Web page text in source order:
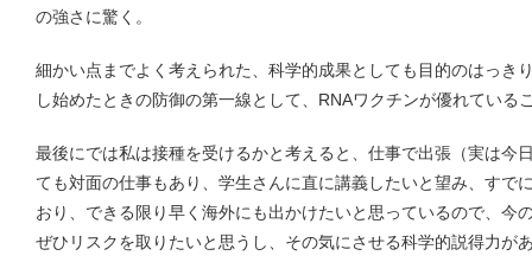
の強さに驚く。
細かい点までよく考えられた、科学的成果としても目的のはっき
し始めたときの防御の第一線として、RNAワクチンが優れている
最後にでは私は接種を受けるかと考えると、仕事で出張（実は今
ても対面の仕事もあり、学生さんに直に講義したいと望み、すで
おり、できる限り早く海外にも出かけたいと思っているので、今
ぜひリスクを取りたいと思うし、その気にさせる科学的説得力が